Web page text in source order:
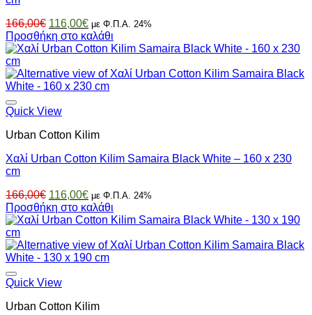
166,00€ Original
price
was:
116,00€Η
τρέχουσα
τιμή
116,00€.
με Φ.Π.Α. 24%
Προσθήκη στο καλάθι
Quick View
Urban Cotton Kilim
Χαλί Urban Cotton Kilim Samaira Black White – 160 x 230
cm
166,00€ Original
price
was:
116,00€Η
τρέχουσα
τιμή
116,00€.
με Φ.Π.Α. 24%
Προσθήκη στο καλάθι
Quick View
Urban Cotton Kilim